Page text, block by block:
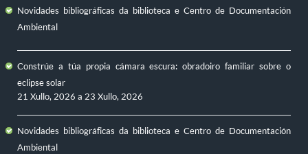
Novidades bibliográficas da biblioteca e Centro de Documentación
Ambiental
Constrúe a túa propia cámara escura: obradoiro familiar sobre o
eclipse solar
21 Xullo, 2026 a 23 Xullo, 2026
Novidades bibliográficas da biblioteca e Centro de Documentación
Ambiental